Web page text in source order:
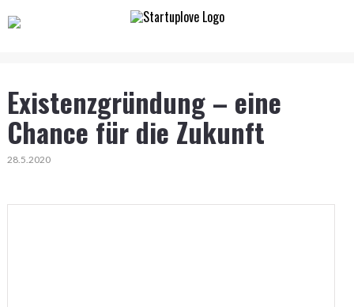
Existenzgründung – eine
Chance für die Zukunft
28.5.2020